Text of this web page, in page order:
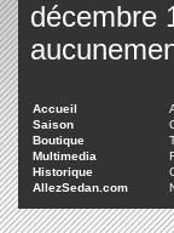
Accueil
Saison
Boutique
Multimedia
Historique
AllezSedan.com